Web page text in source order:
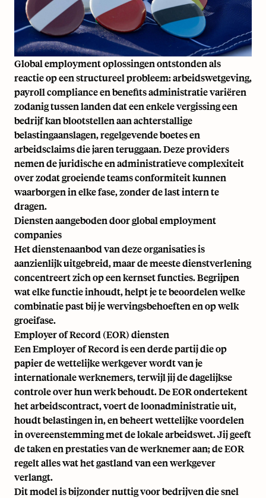
Global employment oplossingen ontstonden als
reactie op een structureel probleem: arbeidswetgeving,
payroll compliance en benefits administratie variëren
zodanig tussen landen dat een enkele vergissing een
bedrijf kan blootstellen aan achterstallige
belastingaanslagen, regelgevende boetes en
arbeidsclaims die jaren teruggaan. Deze providers
nemen de juridische en administratieve complexiteit
over zodat groeiende teams conformiteit kunnen
waarborgen in elke fase, zonder de last intern te
dragen.
Diensten aangeboden door global employment
companies
Het dienstenaanbod van deze organisaties is
aanzienlijk uitgebreid, maar de meeste dienstverlening
concentreert zich op een kernset functies. Begrijpen
wat elke functie inhoudt, helpt je te beoordelen welke
combinatie past bij je wervingsbehoeften en op welk
groeifase.
Employer of Record (EOR) diensten
Een Employer of Record is een derde partij die op
papier de wettelijke werkgever wordt van je
internationale werknemers, terwijl jij de dagelijkse
controle over hun werk behoudt. De EOR ondertekent
het arbeidscontract, voert de loonadministratie uit,
houdt belastingen in, en beheert wettelijke voordelen
in overeenstemming met de lokale arbeidswet. Jij geeft
de taken en prestaties van de werknemer aan; de EOR
regelt alles wat het gastland van een werkgever
verlangt.
Dit model is bijzonder nuttig voor bedrijven die snel